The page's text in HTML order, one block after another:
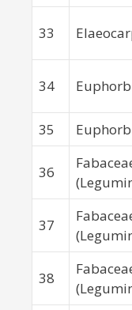
33
34
35
36
37
38